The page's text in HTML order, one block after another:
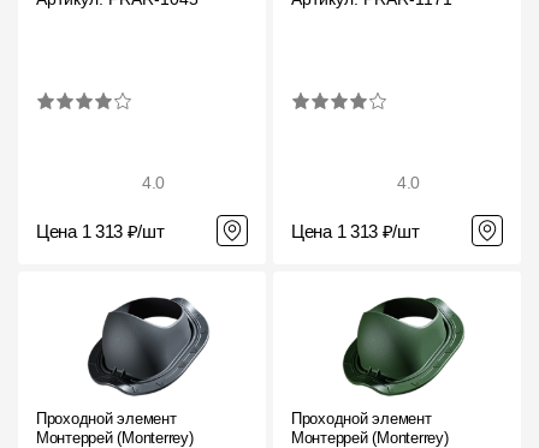
Документация
Документация
Инструкции по монтажу
Рекламные материалы
Сертификаты
Гарантии
4.0
Цена 1 313 ₽/шт
4.0
Цена 1 313 ₽/шт
Проходной элемент
Монтеррей (Monterrey)
Проходной элемент
Монтеррей (Monterrey)